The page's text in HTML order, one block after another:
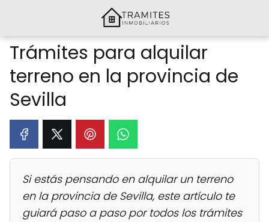
Trámites para alquilar
terreno en la provincia de
Sevilla
Si estás pensando en alquilar un terreno
en la provincia de Sevilla, este artículo te
guiará paso a paso por todos los trámites